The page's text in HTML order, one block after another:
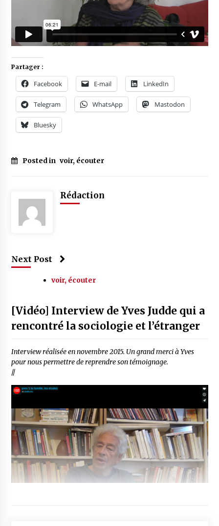
Partager :
Facebook E-mail LinkedIn
Telegram WhatsApp Mastodon
Bluesky
Posted in voir, écouter
Rédaction
Next Post
voir, écouter
[Vidéo] In­­ter­­view de Yves Judde qui a
rencon­tré la socio­lo­gie et l’étran­ger
Interview réalisée en novembre 2015. Un grand merci à Yves
pour nous permettre de reprendre son témoi­gnage.
//